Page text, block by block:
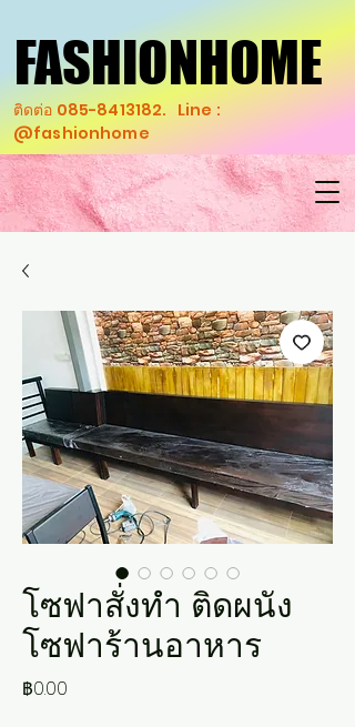
FASHIONHOME
FASHIONHOME
ติดต่อ 085-8413182. Line :
@fashionhome
โซฟาสั่งทำ ติดผนัง
โซฟาร้านอาหาร
฿0.00